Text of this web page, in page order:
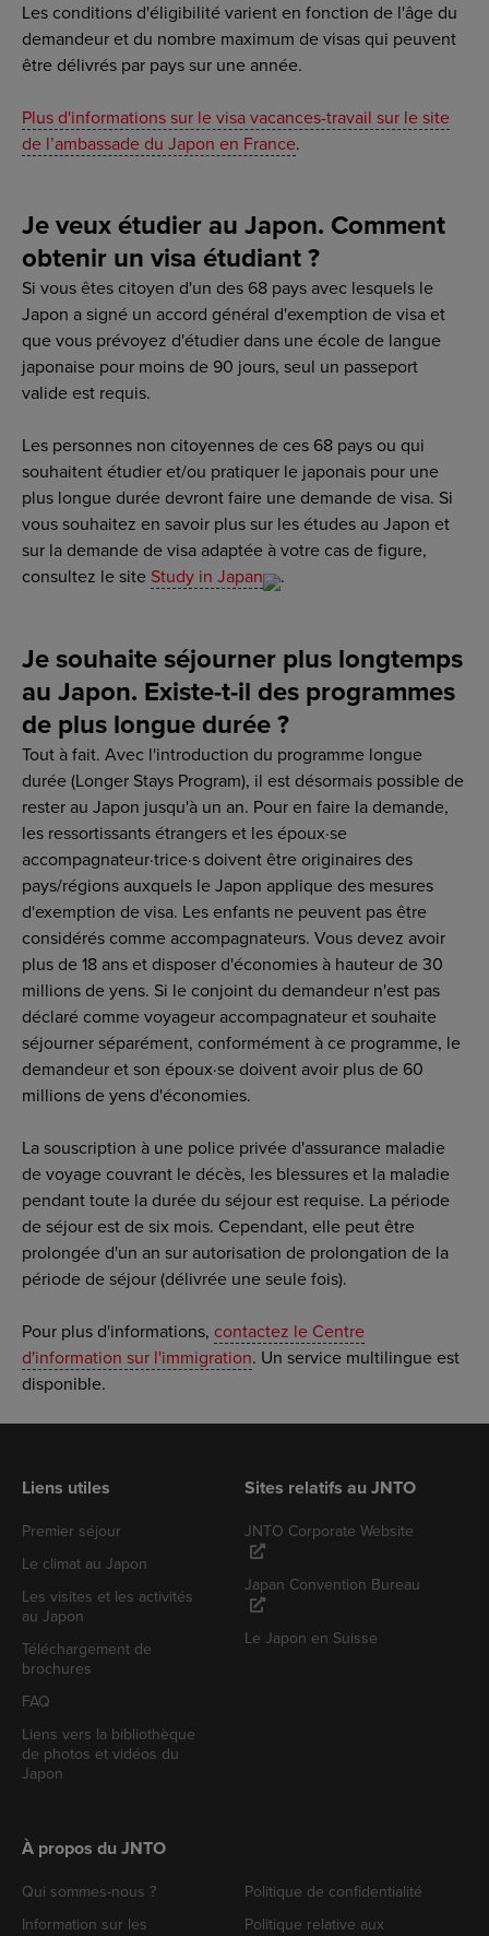
Les conditions d'éligibilité varient en fonction de l'âge du
demandeur et du nombre maximum de visas qui peuvent
être délivrés par pays sur une année.
Plus d'informations sur le visa vacances-travail sur le site
de l’ambassade du Japon en France.
Je veux étudier au Japon. Comment
obtenir un visa étudiant ?
Si vous êtes citoyen d'un des 68 pays avec lesquels le
Japon a signé un accord général d'exemption de visa et
que vous prévoyez d'étudier dans une école de langue
japonaise pour moins de 90 jours, seul un passeport
valide est requis.
Les personnes non citoyennes de ces 68 pays ou qui
souhaitent étudier et/ou pratiquer le japonais pour une
plus longue durée devront faire une demande de visa. Si
vous souhaitez en savoir plus sur les études au Japon et
sur la demande de visa adaptée à votre cas de figure,
consultez le site Study in Japan .
Je souhaite séjourner plus longtemps
au Japon. Existe-t-il des programmes
de plus longue durée ?
Tout à fait. Avec l'introduction du programme longue
durée (Longer Stays Program), il est désormais possible de
rester au Japon jusqu'à un an. Pour en faire la demande,
les ressortissants étrangers et les époux·se
accompagnateur·trice·s doivent être originaires des
pays/régions auxquels le Japon applique des mesures
d'exemption de visa. Les enfants ne peuvent pas être
considérés comme accompagnateurs. Vous devez avoir
plus de 18 ans et disposer d'économies à hauteur de 30
millions de yens. Si le conjoint du demandeur n'est pas
déclaré comme voyageur accompagnateur et souhaite
séjourner séparément, conformément à ce programme, le
demandeur et son époux·se doivent avoir plus de 60
millions de yens d'économies.
La souscription à une police privée d'assurance maladie
de voyage couvrant le décès, les blessures et la maladie
pendant toute la durée du séjour est requise. La période
de séjour est de six mois. Cependant, elle peut être
prolongée d'un an sur autorisation de prolongation de la
période de séjour (délivrée une seule fois).
Pour plus d'informations, contactez le Centre
d'information sur l'immigration. Un service multilingue est
disponible.
Liens utiles
Premier séjour
Le climat au Japon
Les visites et les activités
au Japon
Téléchargement de
brochures
FAQ
Liens vers la bibliothèque
de photos et vidéos du
Japon
Sites relatifs au JNTO
JNTO Corporate Website
Japan Convention Bureau
Le Japon en Suisse
À propos du JNTO
Qui sommes-nous ?
Information sur les
Politique de confidentialité
Politique relative aux